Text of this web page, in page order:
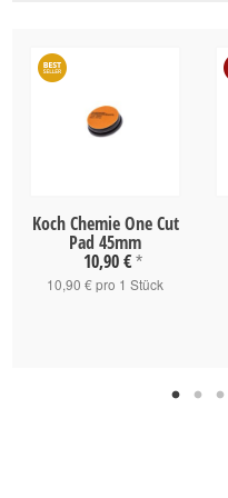
Koch Chemie One Cut
Pad 45mm
10,90 € *
10,90 € pro 1 Stück